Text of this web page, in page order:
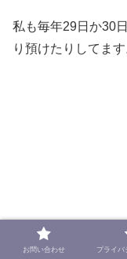
私も毎年29日か30
り預けたりしてます
お問い合わせ プライバ